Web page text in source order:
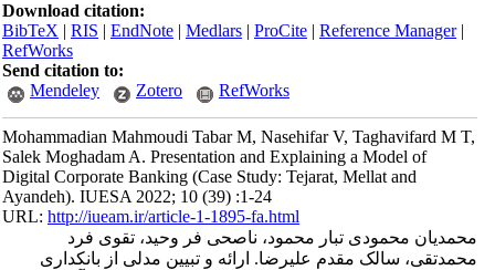
Download citation:
BibTeX|RIS|EndNote|Medlars|ProCite|Reference Manager
RefWorks
Send citation to:
Mendeley
Zotero RefWorks
Mohammadian Mahmoudi Tabar M, Nasehifar V, Taghavifard M T,
Salek Moghadam A. Presentation and Explaining a Model of
Digital Corporate Banking (Case Study: Tejarat, Mellat and
Ayandeh). IUESA 2022; 10 (39) :1-24
URL:http://iueam.ir/article-1-1895-fa.html
محمدیان محمودی ‎تبار محمود، ناصحی ‎فر وحید، تقوی ‎فرد
محمدتقی، سالک ‎مقدم علیرضا. ارائه و تبیین مدلی از بانکداری